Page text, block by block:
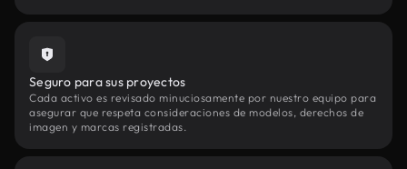
Seguro para sus proyectos
Cada activo es revisado minuciosamente por nuestro equipo para
asegurar que respeta consideraciones de modelos, derechos de
imagen y marcas registradas.